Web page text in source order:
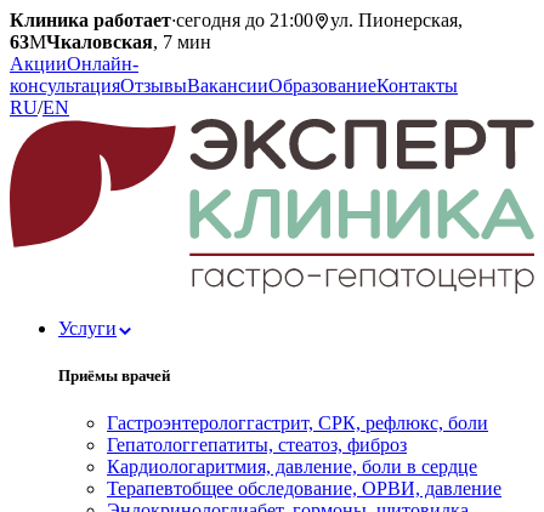
Клиника работает·сегодня до 21:00
ул. Пионерская,
63МЧкаловская, 7 мин
АкцииОнлайн-
консультацияОтзывыВакансииОбразованиеКонтакты
RU/EN
Услуги
Приёмы врачей
Гастроэнтерологгастрит, СРК, рефлюкс, боли
Гепатологгепатиты, стеатоз, фиброз
Кардиологаритмия, давление, боли в сердце
Терапевтобщее обследование, ОРВИ, давление